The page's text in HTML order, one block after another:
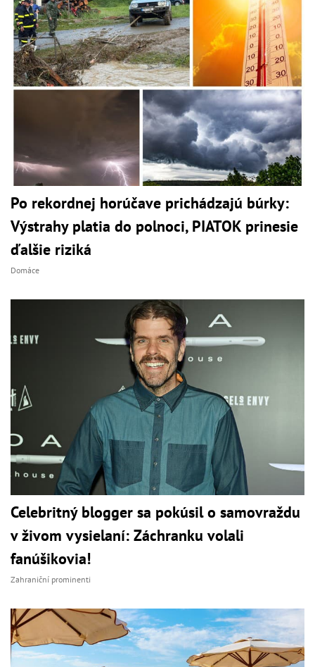
Po rekordnej horúčave prichádzajú búrky:
Výstrahy platia do polnoci, PIATOK prinesie
ďalšie riziká
Domáce
Celebritný blogger sa pokúsil o samovraždu
v živom vysielaní: Záchranku volali
fanúšikovia!
Zahraniční prominenti